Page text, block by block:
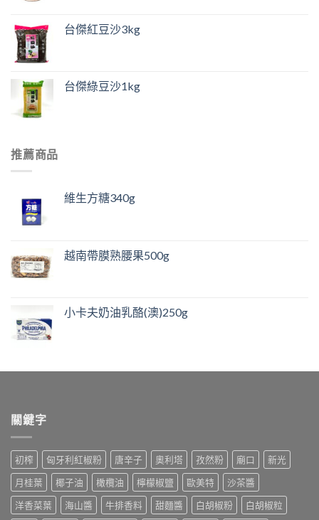
台傑紅豆沙3kg
台傑綠豆沙1kg
推薦商品
維生方糖340g
越南帶膜熟腰果500g
小卡夫奶油乳酪(澳)250g
關鍵字
初榨 匈牙利紅椒粉 唐辛子 奧利塔 孜然粉 廟口
新光
月桂葉
椰子油 橄欖油 檸檬椒鹽 歐美特
沙茶醬
洋香菜葉
海山醬 牛排香料 甜麵醬 白胡椒粉 白胡椒粒